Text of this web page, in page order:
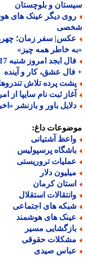
و بلوچستان
دیگر عینک های هوشمند
خاطر همه چیز»
عشق، کار و آینده
پرده تلاش تندروها
ثبت نام سایپا از امروز 17 مرداد 1405
باور و بازنشر
داغ:
آشتیانی
پرسپولیس
تروریستی
دلار
کرمان
استقلال
های اجتماعی
های هوشمند
مسیر
حقوقی
صیدی